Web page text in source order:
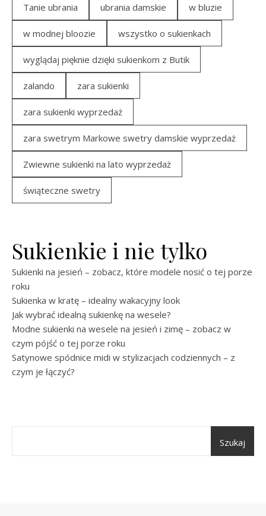
Tanie ubrania ubrania damskie w bluzie
w modnej bloozie wszystko o sukienkach
wyglądaj pięknie dzięki sukienkom z Butik
zalando zara sukienki
zara sukienki wyprzedaż
zara swetrym Markowe swetry damskie wyprzedaż
Zwiewne sukienki na lato wyprzedaż
świąteczne swetry
Sukienkie i nie tylko
Sukienki na jesień – zobacz, które modele nosić o tej porze
roku
Sukienka w kratę – idealny wakacyjny look
Jak wybrać idealną sukienkę na wesele?
Modne sukienki na wesele na jesień i zimę – zobacz w
czym pójść o tej porze roku
Satynowe spódnice midi w stylizacjach codziennych – z
czym je łączyć?
Szukaj